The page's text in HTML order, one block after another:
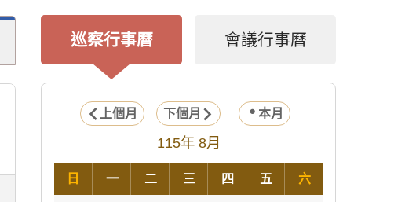
巡察行事曆 會議行事曆
上個月 下個月 本月
115年 8月
日 一 二 三 四 五 六